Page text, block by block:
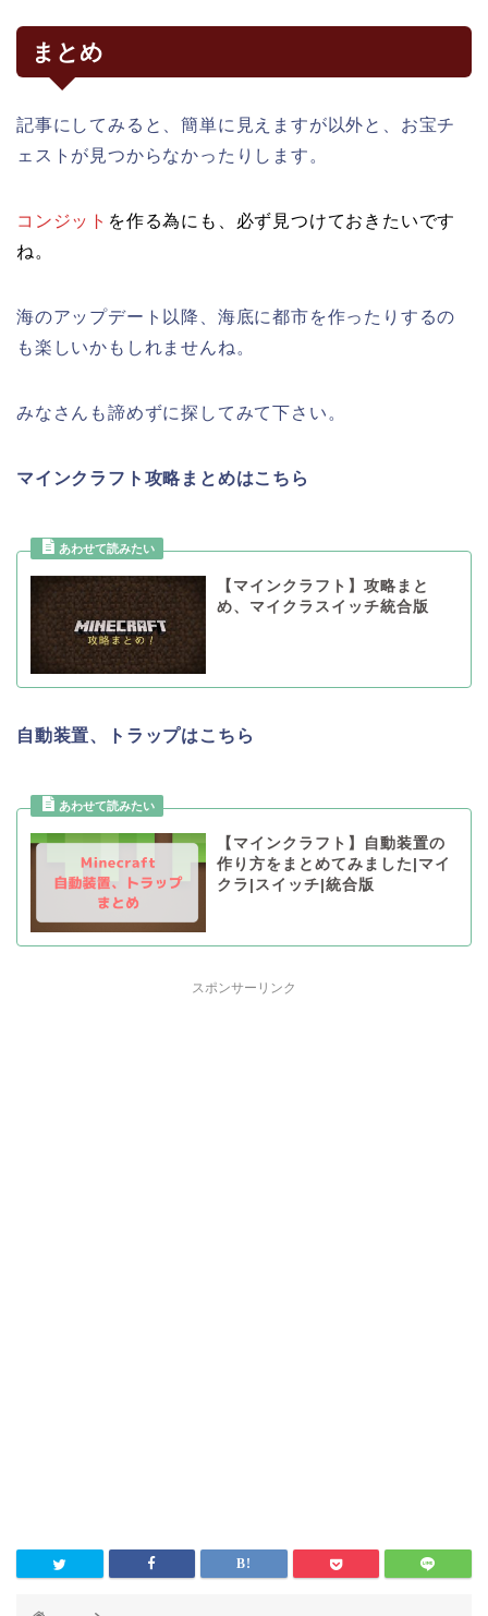
まとめ
記事にしてみると、簡単に見えますが以外と、お宝チ
ェストが見つからなかったりします。
コンジット を作る為にも、必ず見つけておきたいです
ね。
海のアップデート以降、海底に都市を作ったりするの
も楽しいかもしれませんね。
みなさんも諦めずに探してみて下さい。
マインクラフト攻略まとめはこちら
【マインクラフト】攻略まと
め、マイクラスイッチ統合版
自動装置、トラップはこちら
【マインクラフト】自動装置の
作り方をまとめてみました|マイ
クラ|スイッチ|統合版
スポンサーリンク